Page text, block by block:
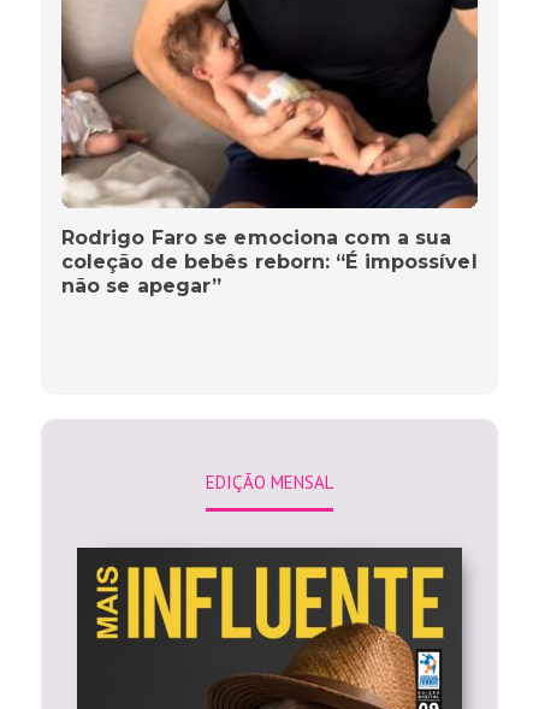
Rodrigo Faro se emociona com a sua
coleção de bebês reborn: “É impossível
não se apegar”
EDIÇÃO MENSAL